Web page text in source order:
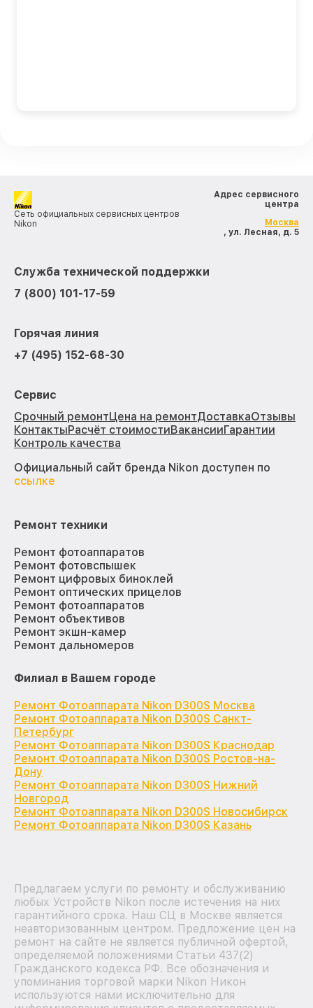
Сеть официальных сервисных центров
Nikon
Адрес сервисного
центра
Москва
, ул. Лесная, д. 5
Служба технической поддержки
7 (800) 101-17-59
Горячая линия
+7 (495) 152-68-30
Сервис
Срочный ремонтЦена на ремонтДоставкаОтзывы
КонтактыРасчёт стоимостиВакансииГарантии
Контроль качества
Официальный сайт бренда Nikon доступен по
ссылке
Ремонт техники
Ремонт фотоаппаратов
Ремонт фотовспышек
Ремонт цифровых биноклей
Ремонт оптических прицелов
Ремонт фотоаппаратов
Ремонт объективов
Ремонт экшн-камер
Ремонт дальномеров
Филиал в Вашем городе
Ремонт Фотоаппарата Nikon D300S Москва
Ремонт Фотоаппарата Nikon D300S Санкт-
Петербург
Ремонт Фотоаппарата Nikon D300S Краснодар
Ремонт Фотоаппарата Nikon D300S Ростов-на-
Дону
Ремонт Фотоаппарата Nikon D300S Нижний
Новгород
Ремонт Фотоаппарата Nikon D300S Новосибирск
Ремонт Фотоаппарата Nikon D300S Казань
Предлагаем услуги по ремонту и обслуживанию
любых Устройств Nikon после истечения на них
гарантийного срока. Наш СЦ в Москве является
неавторизованным центром. Предложение цен на
ремонт на сайте не является публичной офертой,
определяемой положениями Статьи 437(2)
Гражданского кодекса РФ. Все обозначения и
упоминания торговой марки Nikon Никон
используются нами исключительно для